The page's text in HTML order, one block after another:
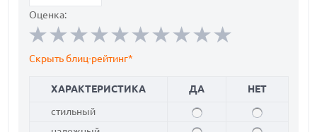
Оценка:
Скрыть блиц-рейтинг*
ХАРАКТЕРИСТИКА ДА
НЕТ
стильный